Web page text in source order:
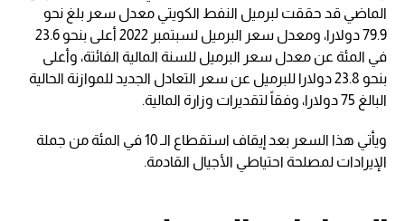
الماضي قد حققت لبرميل النفط الكويتي معدل سعر بلغ نحو
79.9 دولارا، ومعدل سعر البرميل لسبتمبر 2022 أعلى بنحو 23.6
في المئة عن معدل سعر البرميل للسنة المالية الفائتة، وأعلى
بنحو 23.8 دولارا للبرميل عن سعر التعادل الجديد للموازنة الحالية
البالغ 75 دولارا، وفقاً لتقديرات وزارة المالية.
ويأتي هذا السعر بعد إيقاف استقطاع الـ 10 في المئة من جملة
الإيرادات لمصلحة احتياطي الأجيال القادمة.